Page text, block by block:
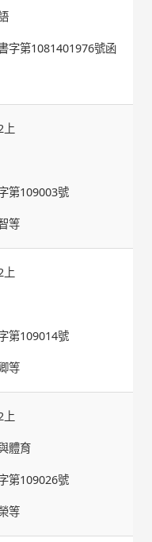
字第1081401976號函
上
第109003號
等
上
第109014號
等
上
體育
第109026號
等